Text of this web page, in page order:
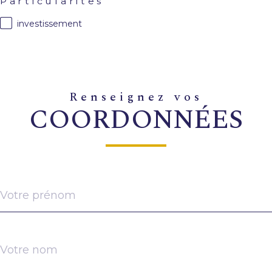
investissement
renseignez vos
COORDONNÉES